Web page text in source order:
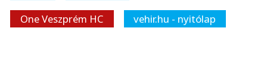
One Veszprém HC
vehir.hu - nyitólap